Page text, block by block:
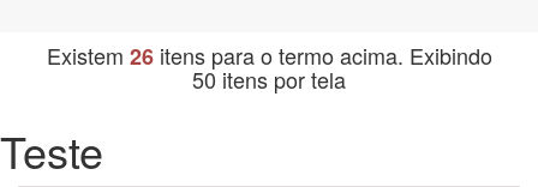
Existem 26itens para o termo acima. Exibindo
50 itens por tela
Teste